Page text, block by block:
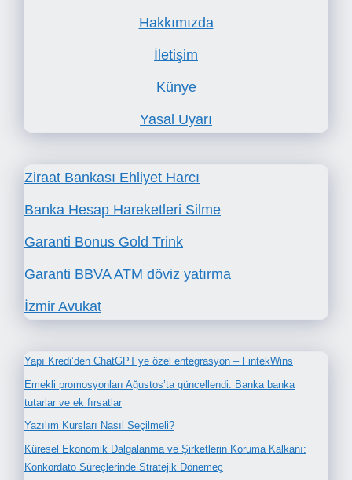
Hakkımızda
İletişim
Künye
Yasal Uyarı
Ziraat Bankası Ehliyet Harcı
Banka Hesap Hareketleri Silme
Garanti Bonus Gold Trink
Garanti BBVA ATM döviz yatırma
İzmir Avukat
Yapı Kredi’den ChatGPT’ye özel entegrasyon – FintekWins
Emekli promosyonları Ağustos’ta güncellendi: Banka banka
tutarlar ve ek fırsatlar
Yazılım Kursları Nasıl Seçilmeli?
Küresel Ekonomik Dalgalanma ve Şirketlerin Koruma Kalkanı:
Konkordato Süreçlerinde Stratejik Dönemeç